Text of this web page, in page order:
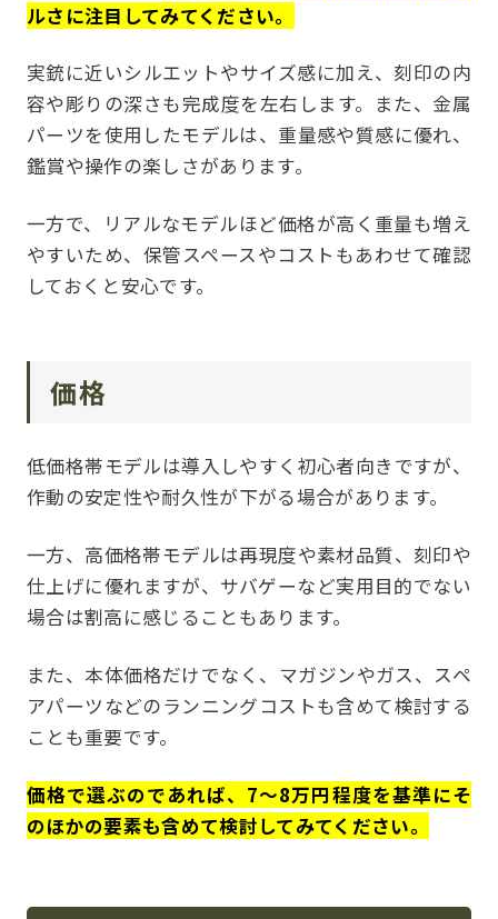
ルさに注目してみてください。
実銃に近いシルエットやサイズ感に加え、刻印の内
容や彫りの深さも完成度を左右します。また、金属
パーツを使用したモデルは、重量感や質感に優れ、
鑑賞や操作の楽しさがあります。
一方で、リアルなモデルほど価格が高く重量も増え
やすいため、保管スペースやコストもあわせて確認
しておくと安心です。
価格
低価格帯モデルは導入しやすく初心者向きですが、
作動の安定性や耐久性が下がる場合があります。
一方、高価格帯モデルは再現度や素材品質、刻印や
仕上げに優れますが、サバゲーなど実用目的でない
場合は割高に感じることもあります。
また、本体価格だけでなく、マガジンやガス、スペ
アパーツなどのランニングコストも含めて検討する
ことも重要です。
価格で選ぶのであれば、7〜8万円程度を基準にそ
のほかの要素も含めて検討してみてください。